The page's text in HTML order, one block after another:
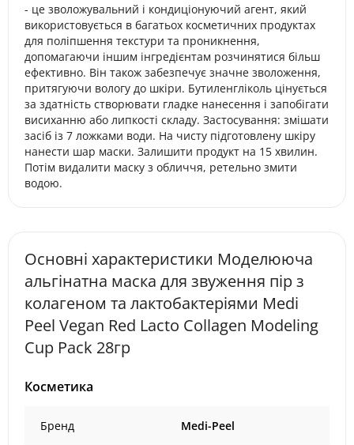
- це зволожувальний і кондиціонуючий агент, який
використовується в багатьох косметичних продуктах
для поліпшення текстури та проникнення,
допомагаючи іншим інгредієнтам розчинятися більш
ефективно. Він також забезпечує значне зволоження,
притягуючи вологу до шкіри. Бутиленгліколь цінується
за здатність створювати гладке нанесення і запобігати
висиханню або липкості складу. Застосування: змішати
засіб із 7 ложками води. На чисту підготовлену шкіру
нанести шар маски. Залишити продукт на 15 хвилин.
Потім видалити маску з обличчя, ретельно змити
водою.
Основні характеристики Моделююча
альгінатна маска для звуження пір з
колагеном та лактобактеріями Medi
Peel Vegan Red Lacto Collagen Modeling
Cup Pack 28гр
Косметика
Бренд Medi-Peel